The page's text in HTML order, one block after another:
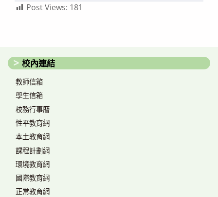
Post Views: 181
校內連結
教師信箱
學生信箱
校務行事曆
性平教育網
本土教育網
課程計劃網
環境教育網
國際教育網
正常教育網